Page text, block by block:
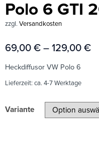
Polo 6 GTI
zzgl. Versandkosten
69,00 € – 129,00 €
Heckdiffusor VW Polo 6
Lieferzeit: ca. 4-7 Werktage
Variante